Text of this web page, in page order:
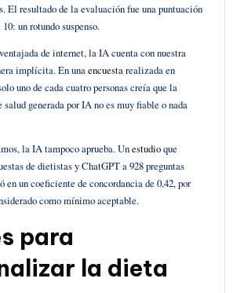
El resultado de la evaluación fue una puntuación
un rotundo suspenso.
de internet, la IA cuenta con nuestra
implícita. En unaencuestarealizada en
uno de cada cuatro personas creía que la
generada por IA no es muy fiable o nada
la IA tampoco aprueba. Unestudioque
de dietistas y ChatGPT a 928 preguntas
en un coeficiente de concordancia de 0,42, por
como mínimo aceptable.
para
la dieta